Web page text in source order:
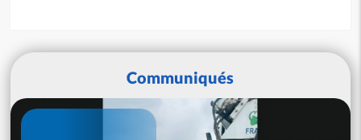
Communiqués